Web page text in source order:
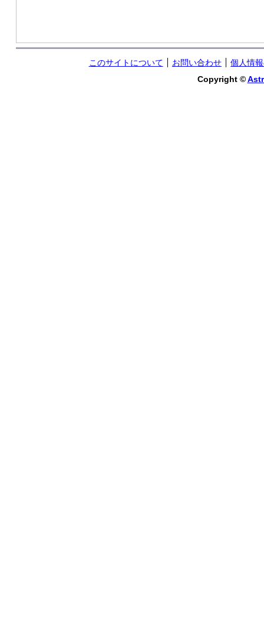
このサイトについて お問い合わせ
個人情
Copyright ©